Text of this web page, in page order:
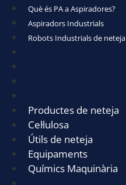
Què és PA a Aspiradores?
Aspiradors Industrials
Robots Industrials de neteja
Productes de neteja
Cel·lulosa
Útils de neteja
Equipaments
Químics Maquinària